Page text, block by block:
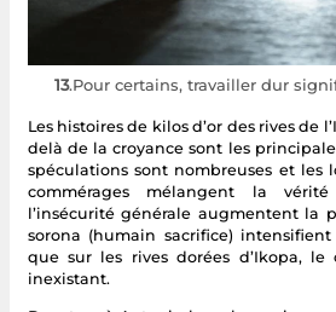
13.Pour certains, travailler dur
Les histoires de kilos d’or des rives de
delà de la croyance sont les
spéculations sont nombreuses et les
commérages mélangent la
l’insécurité générale augmentent la
sorona (humain sacrifice)
que sur les rives dorées d’Ikopa,
inexistant.